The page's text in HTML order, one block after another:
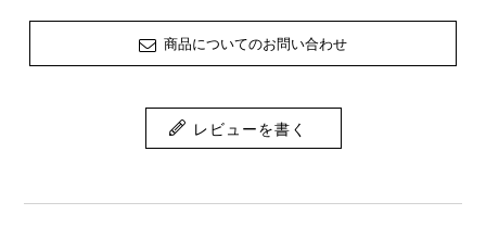
商品についてのお問い合わせ
レビューを書く